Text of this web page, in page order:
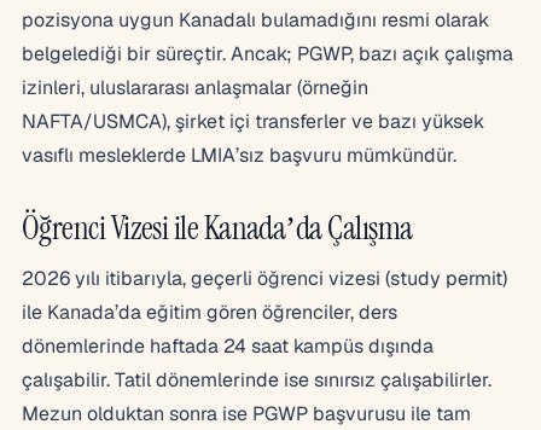
pozisyona uygun Kanadalı bulamadığını resmi olarak
belgelediği bir süreçtir. Ancak; PGWP, bazı açık çalışma
izinleri, uluslararası anlaşmalar (örneğin
NAFTA/USMCA), şirket içi transferler ve bazı yüksek
vasıflı mesleklerde LMIA’sız başvuru mümkündür.
Öğrenci Vizesi ile Kanada’da Çalışma
2026 yılı itibarıyla, geçerli öğrenci vizesi (study permit)
ile Kanada’da eğitim gören öğrenciler, ders
dönemlerinde haftada 24 saat kampüs dışında
çalışabilir. Tatil dönemlerinde ise sınırsız çalışabilirler.
Mezun olduktan sonra ise PGWP başvurusu ile tam